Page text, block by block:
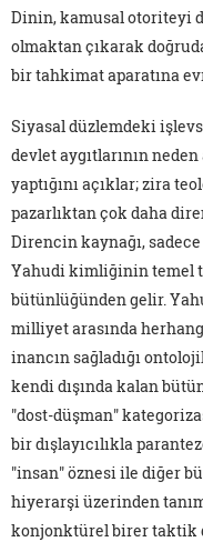
Dinin, kamusal otoriteyi
olmaktan çıkarak
bir tahkimat aparatına
Siyasal düzlemdeki
devlet aygıtlarının
yaptığını açıklar; zira
pazarlıktan çok daha
Direncin kaynağı,
Yahudi kimliğinin temel
bütünlüğünden gelir.
milliyet arasında
inancın sağladığı
kendi dışında kalan
"dost-düşman"
bir dışlayıcılıkla
"insan" öznesi ile diğer
hiyerarşi üzerinden
konjonktürel birer taktik